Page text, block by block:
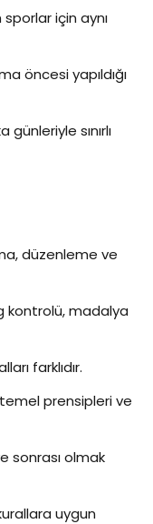
için aynı
öncesi yapıldığı
sınırlı
düzenleme ve
kontrolü, madalya
farklıdır.
temel prensipleri ve
sonrası olmak
uygun